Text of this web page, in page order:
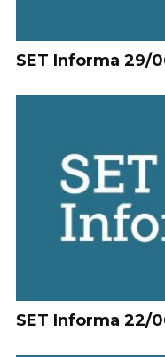
SET Informa 29/
SET Informa 22/